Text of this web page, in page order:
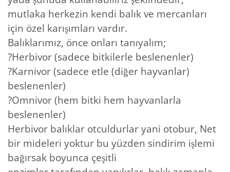
mutlaka herkezin kendi balık ve mercanları
için özel karışımları vardır.
Balıklarımız, önce onları tanıyalım;
?Herbivor (sadece bitkilerle beslenenler)
?Karnivor (sadece etle (diğer hayvanlar)
beslenenler)
?Omnivor (hem bitki hem hayvanlarla
beslenenler)
Herbivor balıklar otculdurlar yani otobur, Net
bir mideleri yoktur bu yüzden sindirim işlemi
bağırsak boyunca çeşitli